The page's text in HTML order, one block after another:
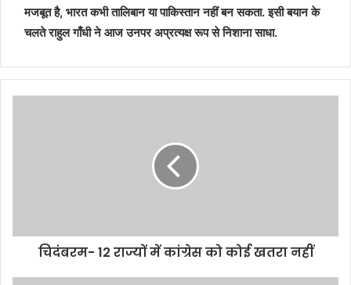
मजबूत है, भारत कभी तालिबान या पाकिस्तान नहीं बन सकता. इसी बयान के
चलते राहुल गाँधी ने आज उनपर अप्रत्यक्ष रूप से निशाना साधा.
चिदंबरम- 12 राज्यों में कांग्रेस को कोई खतरा नहीं